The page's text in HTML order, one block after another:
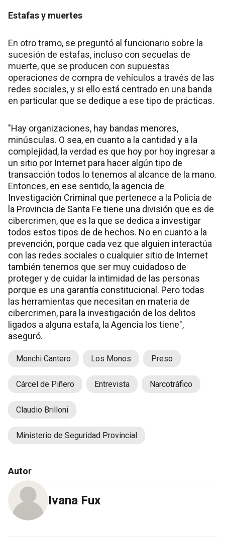
Estafas y muertes
En otro tramo, se preguntó al funcionario sobre la
sucesión de estafas, incluso con secuelas de
muerte, que se producen con supuestas
operaciones de compra de vehículos a través de las
redes sociales, y si ello está centrado en una banda
en particular que se dedique a ese tipo de prácticas.
"Hay organizaciones, hay bandas menores,
minúsculas. O sea, en cuanto a la cantidad y a la
complejidad, la verdad es que hoy por hoy ingresar a
un sitio por Internet para hacer algún tipo de
transacción todos lo tenemos al alcance de la mano.
Entonces, en ese sentido, la agencia de
Investigación Criminal que pertenece a la Policía de
la Provincia de Santa Fe tiene una división que es de
cibercrimen, que es la que se dedica a investigar
todos estos tipos de de hechos. No en cuanto a la
prevención, porque cada vez que alguien interactúa
con las redes sociales o cualquier sitio de Internet
también tenemos que ser muy cuidadoso de
proteger y de cuidar la intimidad de las personas
porque es una garantía constitucional. Pero todas
las herramientas que necesitan en materia de
cibercrimen, para la investigación de los delitos
ligados a alguna estafa, la Agencia los tiene",
aseguró.
Monchi Cantero Los Monos Preso
Cárcel de Piñero Entrevista Narcotráfico
Claudio Brilloni
Ministerio de Seguridad Provincial
Autor
Ivana Fux